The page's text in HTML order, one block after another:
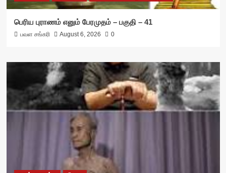
பெரிய புராணம் எனும் பேரமுதம் – பகுதி – 41
பவள சங்கரி August 6, 2026 0